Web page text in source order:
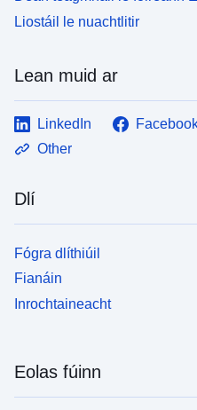
Liostáil le nuachtlitir
Lean muid ar
LinkedIn
Other
Dlí
Fógra dlíthiúil
Fianáin
Inrochtaineacht
Eolas fúinn